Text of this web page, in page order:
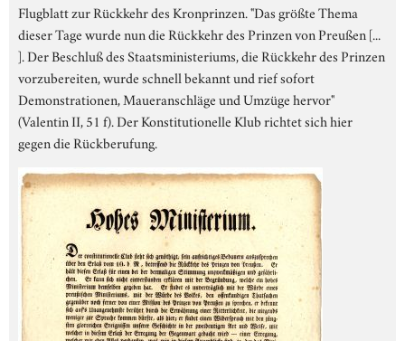
Flugblatt zur Rückkehr des Kronprinzen. "Das größte Thema
dieser Tage wurde nun die Rückkehr des Prinzen von Preußen [...
]. Der Beschluß des Staatsministeriums, die Rückkehr des Prinzen
vorzubereiten, wurde schnell bekannt und rief sofort
Demonstrationen, Maueranschläge und Umzüge hervor"
(Valentin II, 51 f). Der Konstitutionelle Klub richtet sich hier
gegen die Rückberufung.